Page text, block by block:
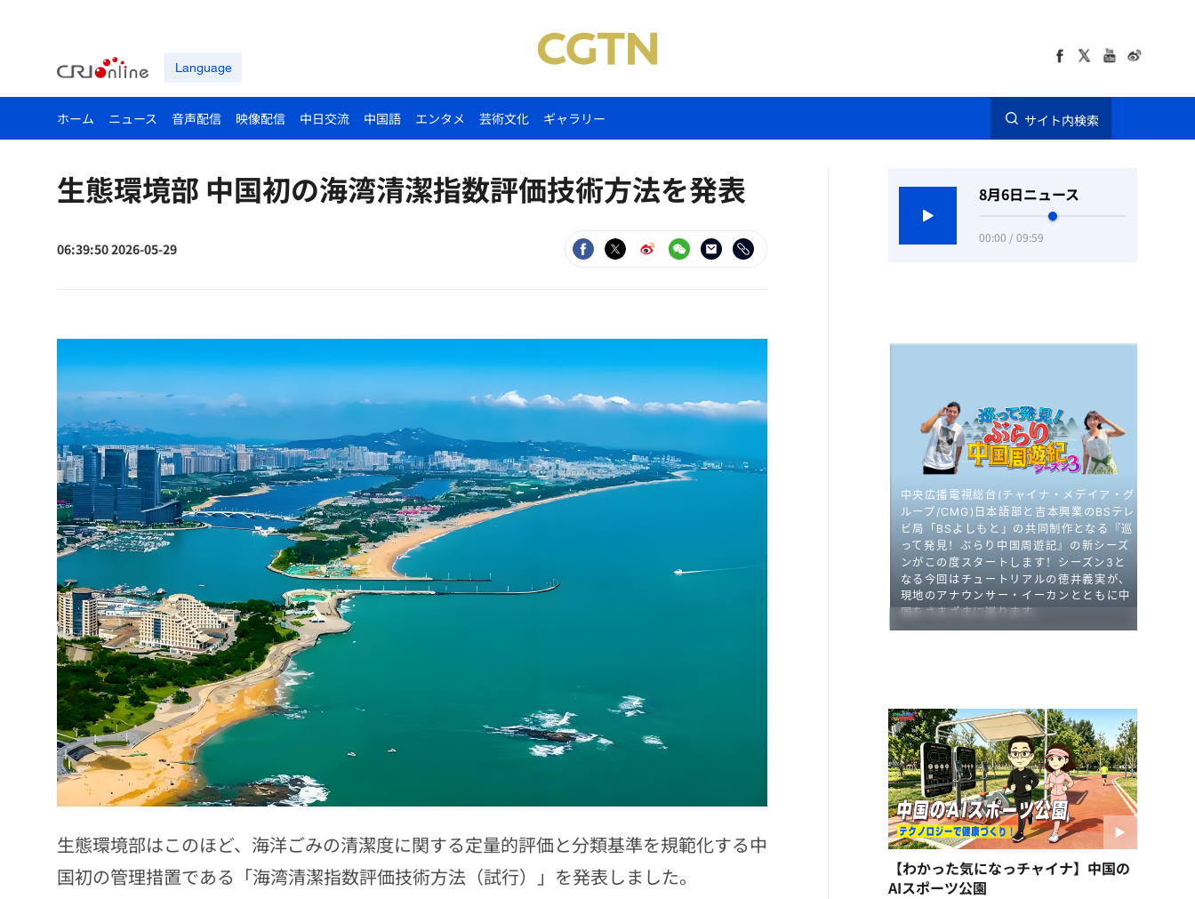
Language
ホーム ニュース 音声配信 映像配信 中日交流 中国語 エンタメ 芸術文化 ギャラリー サイト内検索
生態環境部 中国初の海湾清潔指数評価技術方法を発表
06:39:50 2026-05-29
生態環境部はこのほど、海洋ごみの清潔度に関する定量的評価と分類基準を規範化する中
国初の管理措置である「海湾清潔指数評価技術方法（試行）」を発表しました。
8月6日ニュース
00:00 / 09:59
【わかった気になっチャイナ】中国の
AIスポーツ公園